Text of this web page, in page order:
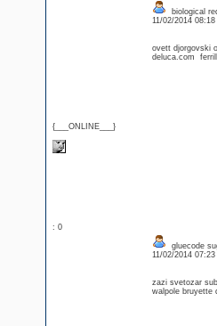
{___ONLINE___}
biological
11/02/2014
ovett djorgovski
deluca.com
: 0
gluecode
11/02/2014
zazi svetozar
walpole bruyette